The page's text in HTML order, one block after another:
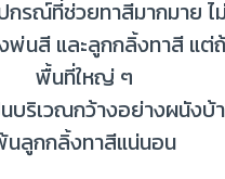
รณ์ที่ช่วยทาสีมากมาย ไ
พ่นสี และลูกกลิ้งทาสี แต่
พื้นที่ใหญ่ ๆ
บริเวณกว้างอย่างผนังบ้
ลูกกลิ้งทาสีแน่นอน